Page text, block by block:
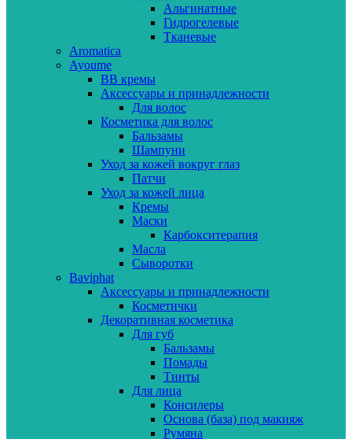
Альгинатные
Гидрогелевые
Тканевые
Aromatica
Ayoume
BB кремы
Аксессуары и принадлежности
Для волос
Косметика для волос
Бальзамы
Шампуни
Уход за кожей вокруг глаз
Патчи
Уход за кожей лица
Кремы
Маски
Карбокситерапия
Масла
Сыворотки
Baviphat
Аксессуары и принадлежности
Косметички
Декоративная косметика
Для губ
Бальзамы
Помады
Тинты
Для лица
Консилеры
Основа (база) под макияж
Румяна